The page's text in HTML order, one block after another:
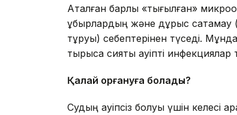
Аталған барлық «тығылған»
құбырлардың және дұрыс сақтамау
тұруы) себептерінен түседі.
тырысқақ сияқты қауіпті
Қалай қорғануға болады?
Судың қауіпсіз болуы үшін келесі